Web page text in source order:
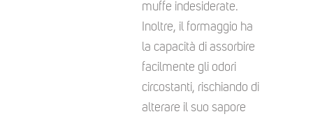
muffe indesiderate.
Inoltre, il formaggio ha
la capacità di assorbire
facilmente gli odori
circostanti, rischiando di
alterare il suo sapore